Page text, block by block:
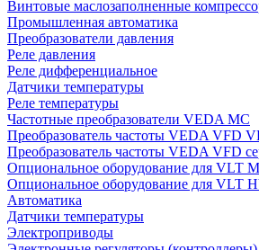
Винтовые маслозаполненные
Промышленная автоматика
Преобразователи давления
Реле давления
Реле дифференциальное
Датчики температуры
Реле температуры
Частотные преобразователи VEDA MC
Преобразователь частоты VEDA VFD
Преобразователь частоты VEDA VFD
Опциональное оборудование для VLT
Опциональное оборудование для VLT
Автоматика
Датчики температуры
Электроприводы